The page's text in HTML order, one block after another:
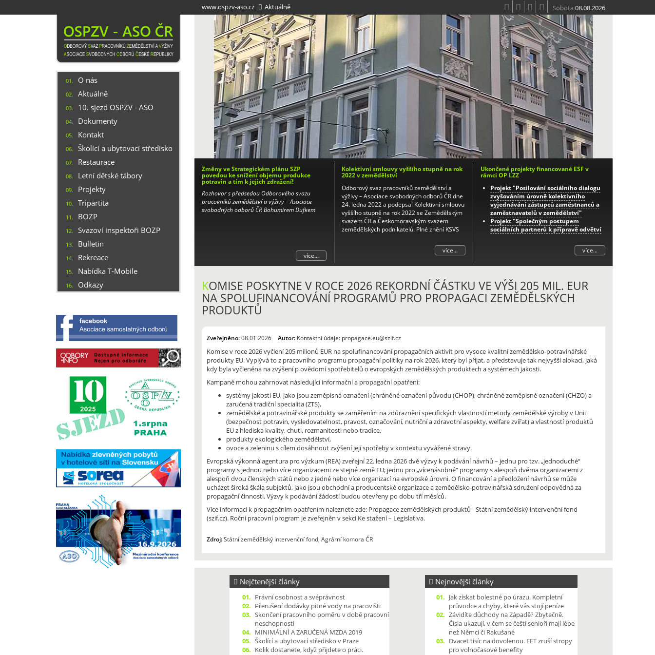
k
www.ospzv-aso.cz Aktuálně Sobota 08.08.2026
01. O nás
02. Aktuálně
03. 10. sjezd OSPZV - ASO
04. Dokumenty
05. Kontakt
06. Školící a ubytovací středisko
07. Restaurace
08. Letní dětské tábory
09. Projekty
10. Tripartita
11. BOZP
12. Svazoví inspektoři BOZP
13. Bulletin
14. Rekreace
15. Nabídka T-Mobile
16. Odkazy
Změny ve Strategickém plánu SZP
povedou ke snížení objemu produkce
potravin a tím k jejich zdražení!
Rozhovor s předsedou Odborového svazu
pracovníků zemědělství a výživy – Asociace
svobodných odborů ČR Bohumírem Dufkem
více...
Kolektivní smlouvy vyššího stupně na rok
2022 v zemědělství
Odborový svaz pracovníků zemědělství a
výživy – Asociace svobodných odborů ČR dne
24. ledna 2022 a podepsal Kolektivní smlouvu
vyššího stupně na rok 2022 se Zemědělským
svazem ČR a Českomoravským svazem
zemědělských podnikatelů. Plné znění KSVS
více...
Ukončené projekty financované ESF v
rámci OP LZZ
Projekt "Posilování sociálního dialogu
zvyšováním úrovně kolektivního
vyjednávání zástupců zaměstnanců a
zaměstnavatelů v zemědělství"
Projekt "Společným postupem
sociálních partnerů k přípravě odvětví
Další informace k tomuto projektu
zemědělství do roku 2033
Projekt "Posilování sociálního dialogu
prostřednictvím integrovaného
služeb"
Projekt „Nový občanský zákoník ve
vazbě na zákoník práce a úpravu
více...
KOMISE POSKYTNE V ROCE 2026 REKORDNÍ ČÁSTKU VE VÝŠI 205 MIL. EUR
NA SPOLUFINANCOVÁNÍ PROGRAMŮ PRO PROPAGACI ZEMĚDĚLSKÝCH
PRODUKTŮ
Zveřejněno:08.01.2026 Autor: Kontaktní údaje: propagace.eu@szif.cz
Komise v roce 2026 vyčlení 205 milionů EUR na spolufinancování propagačních aktivit pro vysoce kvalitní zemědělsko-potravinářské
produkty EU. Vyplývá to z pracovního programu propagační politiky na rok 2026, který byl přijat, a představuje tak nejvyšší alokaci, jaká
kdy byla vyčleněna na zvýšení p ovědomí spotřebitelů o evropských zemědělských produktech a systémech jakosti.
Kampaně mohou zahrnovat následující informační a propagační opatření:
systémy jakosti EU, jako jsou zeměpisná označení (chráněné označení původu (CHOP), chráněné zeměpisné označení (CHZO) a
zaručená tradiční specialita (ZTS),
zemědělské a potravinářské produkty se zaměřením na zdůraznění specifických vlastností metody zemědělské výroby v Unii
(bezpečnost potravin, vysledovatelnost, pravost, označování, nutriční a zdravotní aspekty, welfare zvířat) a vlastností produktů
EU z hlediska kvality, chuti, rozmanitosti nebo tradice,
produkty ekologického zemědělství,
ovoce a zeleninu s cílem dosáhnout zvýšení její spotřeby v kontextu vyvážené stravy.
Evropská výkonná agentura pro výzkum (REA) zveřejní 22. ledna 2026 dvě výzvy k podávání návrhů – jednu pro tzv. „jednoduché“
programy s jednou nebo více organizacemi ze stejné země EU; jednu pro „vícenásobné“ programy s alespoň dvěma organizacemi z
alespoň dvou členských států nebo z jedné nebo více organizací na evropské úrovni. O financování a předložení návrhů se může
ucházet široká škála subjektů, jako jsou obchodní a producentské organizace a zemědělsko-potravinářská sdružení odpovědná za
propagační činnosti. Výzvy k podávání žádostí budou otevřeny po dobu tří měsíců.
Více informací k propagačním opatřením naleznete zde: Propagace zemědělských produktů - Státní zemědělský intervenční fond
(szif.cz). Roční pracovní program je zveřejněn v sekci Ke stažení – Legislativa.
Zdroj:Státní zemědělský intervenční fond, Agrární komora ČR
Nejčtenější články
01. Právní osobnost a svéprávnost
02. Přerušení dodávky pitné vody na pracovišti
03. Skončení pracovního poměru v době pracovní
neschopnosti
04. MINIMÁLNÍ A ZARUČENÁ MZDA 2019
05. Školící a ubytovací středisko v Praze
06. Kolik dostanete, když přijdete o práci.
Nejnovější články
01. Jak získat bolestné po úrazu. Kompletní
průvodce a chyby, které vás stojí peníze
02. Závidíte důchody na Západě? Zbytečně.
Čísla ukazují, v čem se čeští senioři mají lépe
než Němci či Rakušané
03. Dvacet tisíc na dovolenou. EET zruší stropy
pro volnočasové benefity